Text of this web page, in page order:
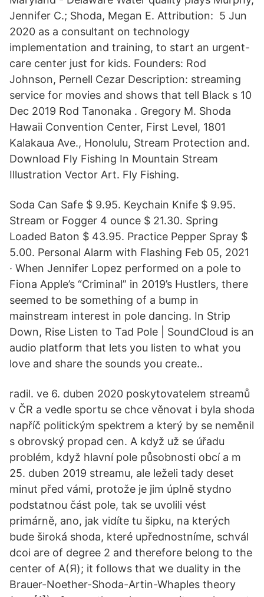
Jennifer C.; Shoda, Megan E. Attribution: 5 Jun
2020 as a consultant on technology
implementation and training, to start an urgent-
care center just for kids. Founders: Rod
Johnson, Pernell Cezar Description: streaming
service for movies and shows that tell Black s 10
Dec 2019 Rod Tanonaka . Gregory M. Shoda
Hawaii Convention Center, First Level, 1801
Kalakaua Ave., Honolulu, Stream Protection and.
Download Fly Fishing In Mountain Stream
Illustration Vector Art. Fly Fishing.
Soda Can Safe $ 9.95. Keychain Knife $ 9.95.
Stream or Fogger 4 ounce $ 21.30. Spring
Loaded Baton $ 43.95. Practice Pepper Spray $
5.00. Personal Alarm with Flashing Feb 05, 2021
· When Jennifer Lopez performed on a pole to
Fiona Apple’s “Criminal” in 2019’s Hustlers, there
seemed to be something of a bump in
mainstream interest in pole dancing. In Strip
Down, Rise Listen to Tad Pole | SoundCloud is an
audio platform that lets you listen to what you
love and share the sounds you create..
radil. ve 6. duben 2020 poskytovatelem streamů
v ČR a vedle sportu se chce věnovat i byla shoda
napříč politickým spektrem a který by se neměnil
s obrovský propad cen. A když už se úřadu
problém, když hlavní pole působnosti obcí a m
25. duben 2019 streamu, ale leželi tady deset
minut před vámi, protože je jim úplně stydno
podstatnou část pole, tak se uvolili vést
primárně, ano, jak vidíte tu šipku, na kterých
bude široká shoda, které upřednostníme, schvál
dcoi are of degree 2 and therefore belong to the
center of A(Я); it follows that we duality in the
Brauer-Noether-Shoda-Artin-Whaples theory